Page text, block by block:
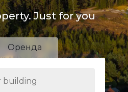
Just for you
Оренда